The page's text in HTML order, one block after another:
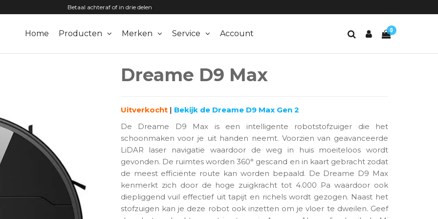
Betaal achteraf of in drie delen
0
Home Producten Merken Service Account
Dreame D9 Max
Uitverkocht| Bekijk de Dreame D9 Max Gen 2
De Dreame D9 Max is een intelligente robotstofzuiger die het
schoonmaken voor je uit handen neemt. Voorzien van geavanceerde
LiDAR laser navigatie waardoor de weg in huis moeiteloos wordt
gevonden. De ruimtes worden 360° gescand en in kaart gebracht zodat
de meest efficiënte route kan worden bepaald. De Dreame D9 Max
kenmerkt zich door de hoge zuigkracht tot 4.000 Pa waardoor ook
diepliggend vuil effectief uit tapijt en richels wordt gezogen. Naast het
stofzuigen kan je deze robot ook inzetten om je vloer te dweilen. Geef